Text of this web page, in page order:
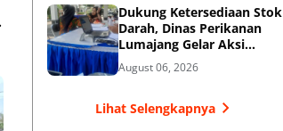
Dukung Ketersediaan Stok
Darah, Dinas Perikanan
Lumajang Gelar Aksi
Donor Darah
August 06, 2026
Lihat Selengkapnya